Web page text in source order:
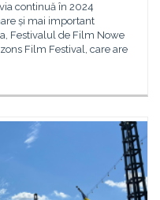
continuă în 2024
și mai important
Festivalul de Film Nowe
Film Festival, care are